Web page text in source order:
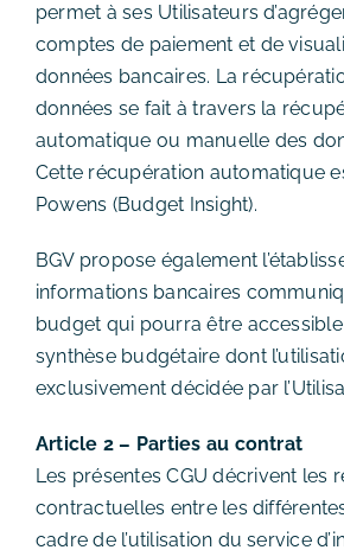
permet à ses Utilisateurs
comptes de paiement et de
données bancaires. La
données se fait à travers la
automatique ou manuelle des
Cette récupération automatique
Powens (Budget Insight).
BGV propose également
informations bancaires
budget qui pourra être
synthèse budgétaire dont
exclusivement décidée par
Article 2 – Parties au contrat
Les présentes CGU décrivent les
contractuelles entre les
cadre de l’utilisation du service